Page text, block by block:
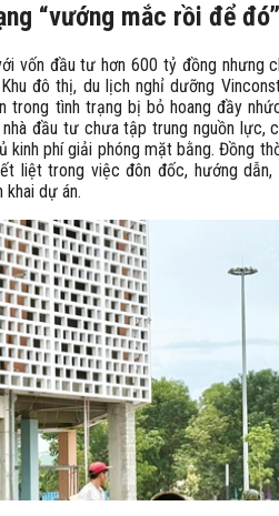
“vướng mắc rồi để đó”
vốn đầu tư hơn 600 tỷ đồng nhưng
đô thị, du lịch nghỉ dưỡng
trong tình trạng bị bỏ hoang đầy
đầu tư chưa tập trung nguồn lực,
kinh phí giải phóng mặt bằng. Đồng
liệt trong việc đôn đốc, hướng
dự án.